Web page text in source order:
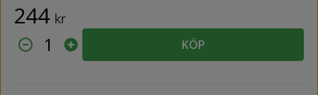
244 kr
1 KÖP